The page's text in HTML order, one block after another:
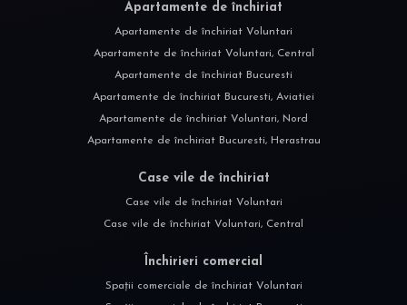
Apartamente de închiriat
Apartamente de închiriat Voluntari
Apartamente de închiriat Voluntari, Central
Apartamente de închiriat Bucuresti
Apartamente de închiriat Bucuresti, Aviatiei
Apartamente de închiriat Voluntari, Nord
Apartamente de închiriat Bucuresti, Herastrau
Case vile de închiriat
Case vile de închiriat Voluntari
Case vile de închiriat Voluntari, Central
Închirieri comercial
Spații comerciale de închiriat Voluntari